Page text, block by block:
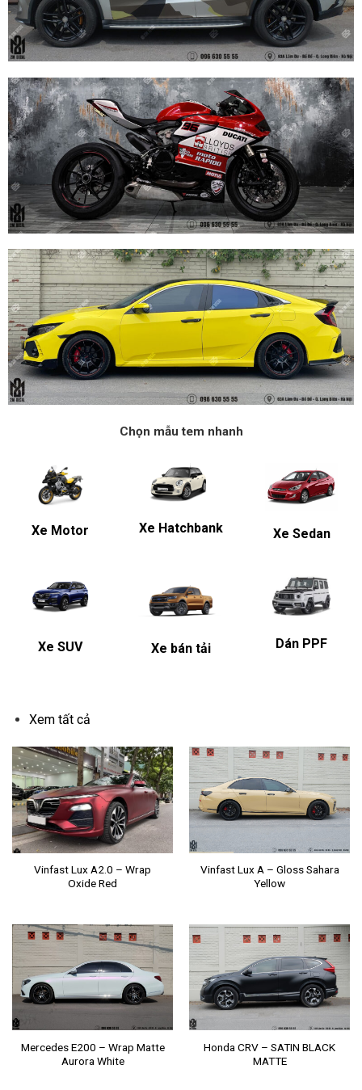
Chọn mẫu tem nhanh
Xe Motor Xe Hatchbank Xe Sedan
Xe SUV Xe bán tải Dán PPF
Xem tất cả
Vinfast Lux A2.0 – Wrap
Oxide Red
Vinfast Lux A – Gloss Sahara
Yellow
Mercedes E200 – Wrap Matte
Aurora White
Honda CRV – SATIN BLACK
MATTE